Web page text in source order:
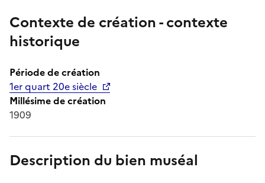
Contexte de création - contexte
historique
Période de création
1er quart 20e siècle
Millésime de création
1909
Description du bien muséal